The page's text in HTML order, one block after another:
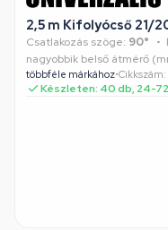
2,5 m Kifolyócső 21/
Csatlakozás szöge: 90°
nagyobbik belső átmérő
többféle márkához•
Készleten: 40 db, 24-